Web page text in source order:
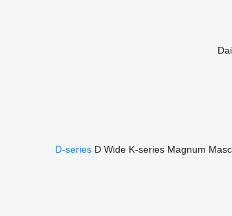
D-series D Wide K-series Magnum